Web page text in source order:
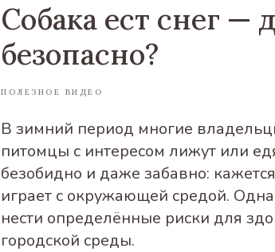
Собака ест снег —
безопасно?
ПОЛЕЗНОЕ ВИДЕО
В зимний период многие
питомцы с интересом лижут или
безобидно и даже забавно:
играет с окружающей средой.
нести определённые риски для
городской среды.